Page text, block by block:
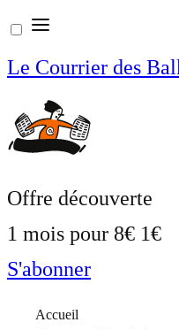
Aller
au
contenu
Le Courrier des
Offre découverte
1 mois pour 8€ 1€
S'abonner
Accueil